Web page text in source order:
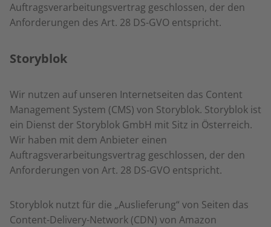
Auftragsverarbeitungsvertrag geschlossen, der den
Anforderungen des Art. 28 DS-GVO entspricht.
Storyblok
Wir nutzen auf unseren Internetseiten das Content
Management System (CMS) von Storyblok. Storyblok ist
ein Dienst der Storyblok GmbH mit Sitz in Österreich.
Wir haben mit dem Anbieter einen
Auftragsverarbeitungsvertrag geschlossen, der den
Anforderungen von Art. 28 DS-GVO entspricht.
Storyblok nutzt für die „Auslieferung“ von Seiten das
Content-Delivery-Network (CDN) von Amazon